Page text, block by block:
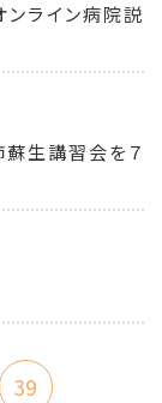
ンライン病院説
蘇生講習会を７
39